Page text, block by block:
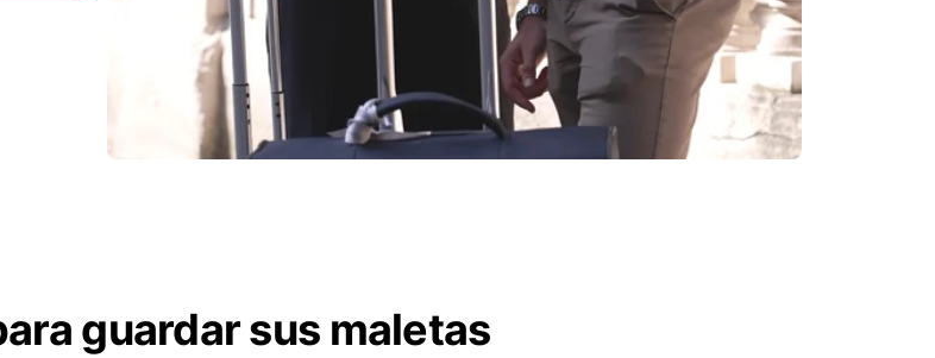
guardar sus maletas